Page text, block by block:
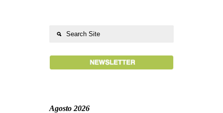
Agosto 2026